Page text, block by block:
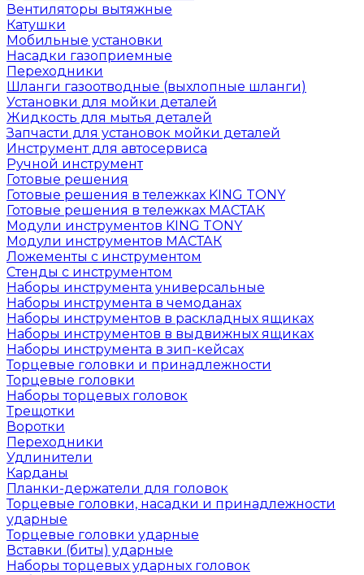
Вентиляторы вытяжные
Катушки
Мобильные установки
Насадки газоприемные
Переходники
Шланги газоотводные (выхлопные шланги)
Установки для мойки деталей
Жидкость для мытья деталей
Запчасти для установок мойки деталей
Инструмент для автосервиса
Ручной инструмент
Готовые решения
Готовые решения в тележках KING TONY
Готовые решения в тележках МАСТАК
Модули инструментов KING TONY
Модули инструментов МАСТАК
Ложементы с инструментом
Стенды с инструментом
Наборы инструмента универсальные
Наборы инструмента в чемоданах
Наборы инструментов в раскладных ящиках
Наборы инструментов в выдвижных ящиках
Наборы инструмента в зип-кейсах
Торцевые головки и принадлежности
Торцевые головки
Наборы торцевых головок
Трещотки
Воротки
Переходники
Удлинители
Карданы
Планки-держатели для головок
Торцевые головки, насадки и принадлежности
ударные
Торцевые головки ударные
Вставки (биты) ударные
Наборы торцевых ударных головок